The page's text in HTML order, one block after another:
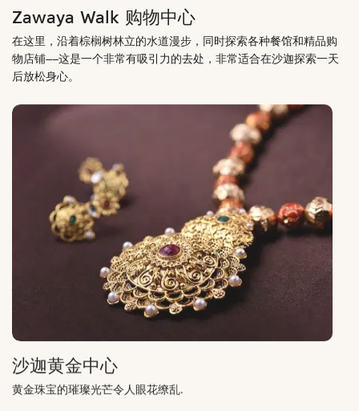
Zawaya Walk 购物中心
在这里，沿着棕榈树林立的水道漫步，同时探索各种餐馆和精品购
物店铺——这是一个非常有吸引力的去处，非常适合在沙迦探索一天
后放松身心。
沙迦黄金中心
黄金珠宝的璀璨光芒令人眼花缭乱.